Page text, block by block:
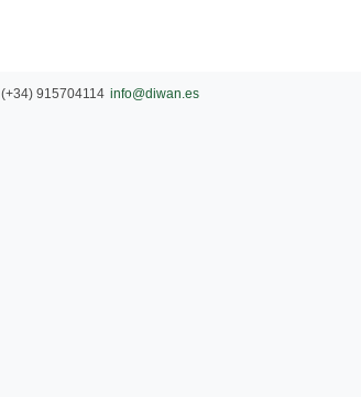
(+34) 915704114 info@diwan.es